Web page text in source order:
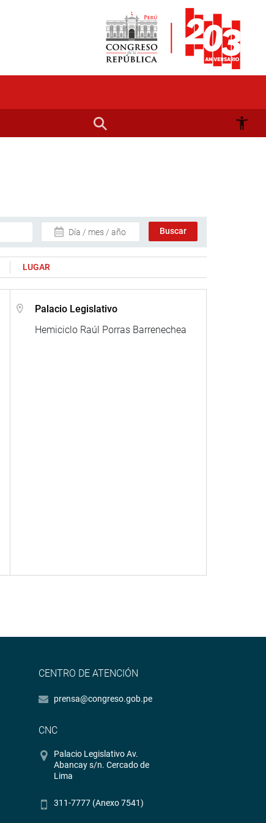
Día / mes / año
LUGAR
Palacio Legislativo
Hemiciclo Raúl Porras Barrenechea
CENTRO DE ATENCIÓN
prensa@congreso.gob.pe
CNC
Palacio Legislativo Av.
Abancay s/n. Cercado de
Lima
311-7777 (Anexo 7541)